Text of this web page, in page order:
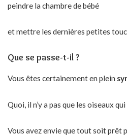
peindre la chambre de bébé
et mettre les dernières petites
Que se passe-t-il ?
Vous êtes certainement en plein
Quoi, il n’y a pas que les oiseaux
Vous avez envie que tout soit prêt